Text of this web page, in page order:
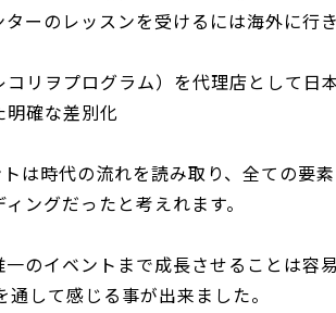
ーのレッスンを受けるには海外に行
リヲプログラム）を代理店として日
確な差別化
は時代の流れを読み取り、全ての要
ングだったと考えれます。
のイベントまで成長させることは容
して感じる事が出来ました。